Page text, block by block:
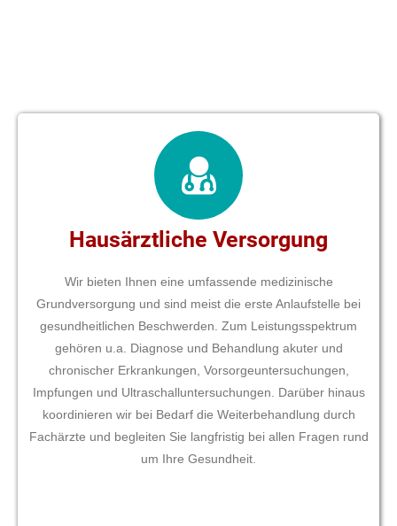
Hausärztliche Versorgung
Wir bieten Ihnen eine umfassende medizinische
Grundversorgung und sind meist die erste Anlaufstelle bei
gesundheitlichen Beschwerden. Zum Leistungsspektrum
gehören u.a. Diagnose und Behandlung akuter und
chronischer Erkrankungen, Vorsorgeuntersuchungen,
Impfungen und Ultraschalluntersuchungen. Darüber hinaus
koordinieren wir bei Bedarf die Weiterbehandlung durch
Fachärzte und begleiten Sie langfristig bei allen Fragen rund
um Ihre Gesundheit.